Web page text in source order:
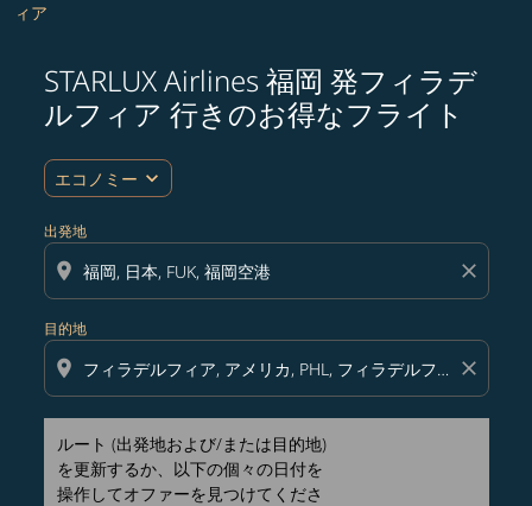
ィア
STARLUX Airlines 福岡 発フィラデ
ルフィア 行きのお得なフライト
エコノミー expand_more
出発地
location_on close
目的地
location_on close
ルート (出発地および/または目的地)
を更新するか、以下の個々の日付を
操作してオファーを見つけてくださ
ルート (出発地および/または目的地) を更新するか、以